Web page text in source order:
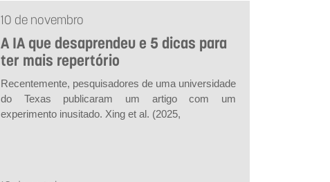
10 de novembro
A IA que desaprendeu e 5 dicas para
ter mais repertório
Recentemente, pesquisadores de uma universidade
do Texas publicaram um artigo com um
experimento inusitado. Xing et al. (2025,